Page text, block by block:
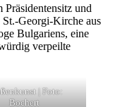
und
Georgi-Kirche aus
Bulgariens, eine
verpeilte
| Foto:
Bochert